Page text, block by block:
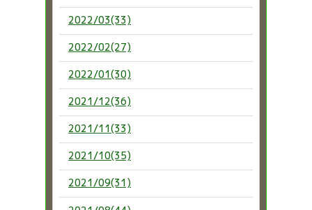
2022/03(33)
2022/02(27)
2022/01(30)
2021/12(36)
2021/11(33)
2021/10(35)
2021/09(31)